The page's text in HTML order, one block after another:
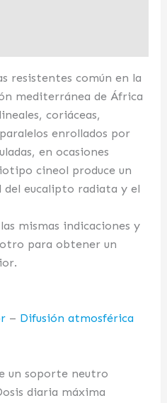
resistentes común en la
mediterránea de África
coriáceas,
enrollados por
en ocasiones
cineol produce un
del eucalipto radiata y el
mismas indicaciones y
para obtener un
– Difusión atmosférica
un soporte neutro
diaria máxima